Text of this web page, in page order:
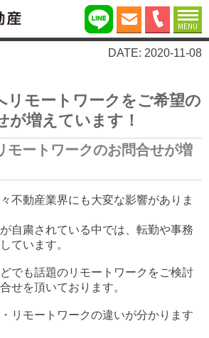
MENU
DATE: 2020-11-08
リモートワークをご希望の
が増えています！
モートワークのお問合せが増
不動産業界にも大変な影響がありま
自粛されている中では、転勤や事務
ています。
でも話題のリモートワークをご検討
せを頂いております。
リモートワークの違いが分かります